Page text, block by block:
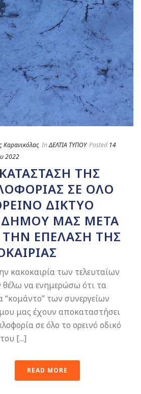
Καρανικόλας InΔΕΛΤΙΑ ΤΥΠΟΥ Posted 14
2022
ΤΗΣ
ΣΕ ΌΛΟ
ΔΊΚΤΥΟ
ΜΑΣ ΜΕΤΆ
ΕΠΈΛΑΣΗ ΤΗΣ
κακοκαιρία των τελευταίων
θέλω να ενημερώσω ότι τα
“κομάντο” των συνεργείων
μας έχουν αποκαταστήσει
σε όλο το ορεινό οδικό
[...]
READ MORE